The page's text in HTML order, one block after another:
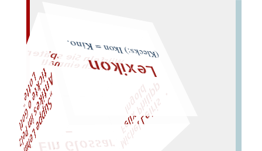
„SuppeLehmAntikesimPelz
t
ickteoGott
Lo
tte
"
(Klecks:) Ikon = Kino.
Mi
c
h
e
l
L
e
i
r
i
s
・
F
e
l
i
x
P
h
i
l
i
p
p
I
n
g
o
l
– Ein Glossar
Würfeln Sie später
noch einmal!